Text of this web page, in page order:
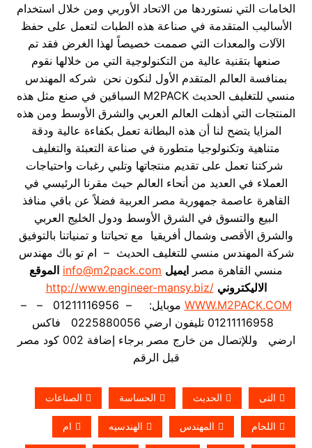
الخامات التي نستوردها من الاتحاد الأوربي ومن خلال استخدام
الأساليب المتقدمة في صناعة هذه الطبات لتعمل على حفظ
الآلات والمعدات التي صممت خصيصاً لهذا الغرض فقد تم
صنعها بتقنية عالية من التكنولوجية التي من خلالها نقوم
بمنافسة العالم المتقدم الأول لنكون نحن شركه المهندس
منسي للتغليف الحديث M2PACK السباقين في صنع مثل هذه
المنتجات التي أذهلت العالم العربي والشرق الأوسط ومن هذه
المزايا يتضح لنا أن هذه البطانة تعمل بكفاءة عالية ودقة
متناهية وتكنولوجيا متطورة في صناعة التعبئة والتغليف
شركتنا تعمل على تقديم منتجاتها وتلبي رغبات واحتياجات
العملاء في العديد من أنحاء العالم حيث مقرنا الرئيسي في
القاهرة عاصمة جمهورية مصر العربية فضلاً عن باقي منافذ
البيع والتسوق في الشرق الأوسط ودول الخليج العربي
والشرق الأقصى وشمال أفريقيا مع تحياتنا و تمنياتنا بالتوفيق
شركة المهندس منسي للتغليف الحديث – ام تو باك مهندس
منسي القاهرة مصر ايميل info@m2pack.com الموقع
الاليكتروني http://www.engineer-mansy.biz/
WWW.M2PACK.COM
موبايل: – 01211116956 – –
01211116958 تليفون ارضي 0225880056 فاكس
ارضي
وللإتصال من خارج مصر برجاء إضافة 002 كود مصر
قبل الرقم
التى الحديث الحساسة الصناعات
اللحام المهندس الهندسيه ام